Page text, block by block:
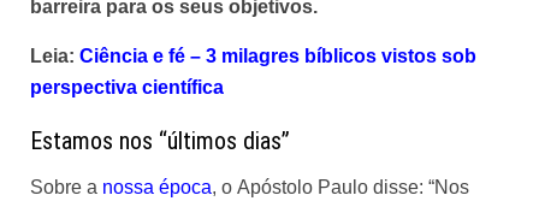
barreira para os seus objetivos.
Leia: Ciência e fé – 3 milagres bíblicos vistos sob
perspectiva científica
Estamos nos “últimos dias”
Sobre a nossa época, o Apóstolo Paulo disse: “Nos